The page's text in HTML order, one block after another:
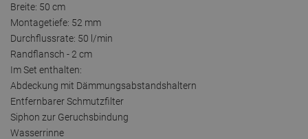
Breite: 50 cm
Montagetiefe: 52 mm
Durchflussrate: 50 l/min
Randflansch - 2 cm
Im Set enthalten:
Abdeckung mit Dämmungsabstandshaltern
Entfernbarer Schmutzfilter
Siphon zur Geruchsbindung
Wasserrinne